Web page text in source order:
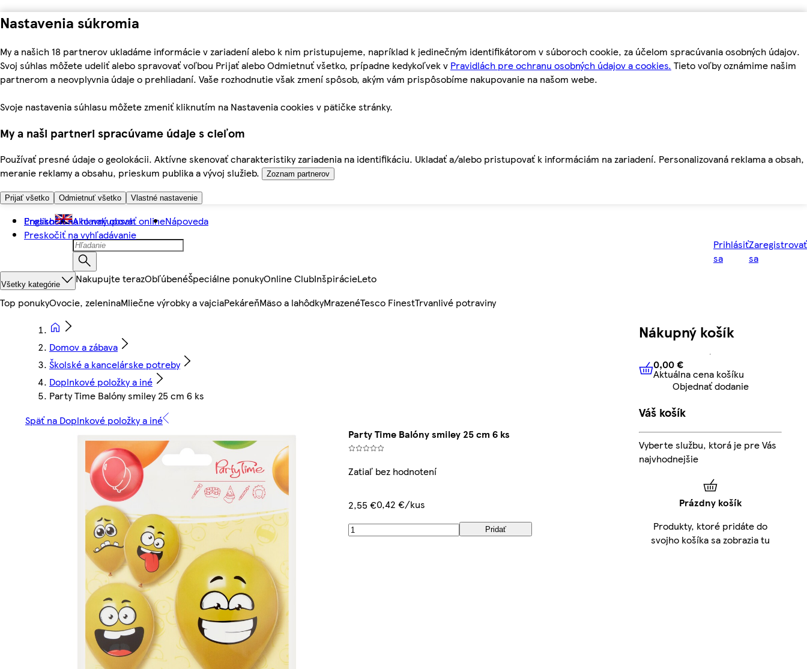
Nastavenia súkromia
My a našich 18 partnerov ukladáme informácie v zariadení alebo k nim pristupujeme, napríklad k jedinečným identifikátorom v súboroch cookie, za účelom spracúvania osobných údajov.
Svoj súhlas môžete udeliť alebo spravovať voľbou Prijať alebo Odmietnuť všetko, prípadne kedykoľvek v Pravidlách pre ochranu osobných údajov a cookies. Tieto voľby oznámime našim
partnerom a neovplyvnia údaje o prehliadaní. Vaše rozhodnutie však zmení spôsob, akým vám prispôsobíme nakupovanie na našom webe.
Svoje nastavenia súhlasu môžete zmeniť kliknutím na Nastavenia cookies v pätičke stránky.
My a naši partneri spracúvame údaje s cieľom
Používať presné údaje o geolokácii. Aktívne skenovať charakteristiky zariadenia na identifikáciu. Ukladať a/alebo pristupovať k informáciám na zariadení. Personalizovaná reklama a obsah,
meranie reklamy a obsahu, prieskum publika a vývoj služieb.
Zoznam partnerov
Prijať všetko Odmietnuť všetko Vlastné nastavenie
Preskočiť na hlavný obsah
Preskočiť na vyhľadávanie
English Ako nakupovať onlineNápoveda
Prihlásiť
sa
Zaregistrovať
sa
Všetky kategórie Nakupujte terazObľúbenéŠpeciálne ponukyOnline ClubInšpirácieLeto
Top ponukyOvocie, zeleninaMliečne výrobky a vajciaPekáreňMäso a lahôdkyMrazenéTesco FinestTrvanlivé potraviny
Domov a zábava
Školské a kancelárske potreby
Doplnkové položky a iné
Party Time Balóny smiley 25 cm 6 ks
Späť na Doplnkové položky a iné
Party Time Balóny smiley 25 cm 6 ks
Zatiaľ bez hodnotení
2,55 €0,42 €/kus
Pridať
Nákupný košík
0,00 € Aktuálna cena košíku
0,00 €
Aktuálna cena košíku
Objednať dodanie
Váš košík
Vyberte službu, ktorá je pre Vás
najvhodnejšie
Prázdny košík
Produkty, ktoré pridáte do
svojho košíka sa zobrazia tu